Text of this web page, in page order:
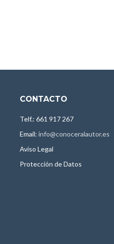
CONTACTO
Telf.: 661 917 267
Email: info@conoceralautor.es
Aviso Legal
Protección de Datos